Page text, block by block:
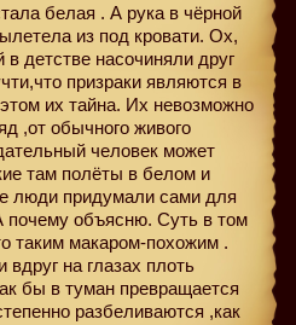
белая . А рука в чёрной
из под кровати. Ох,
детстве насочиняли друг
призраки являются в
их тайна. Их невозможно
,от обычного живого
человек может
там полёты в белом и
люди придумали сами для
почему объясню. Суть в том
таким макаром-похожим .
на глазах плоть
бы в туман превращается
разбеливаются ,как